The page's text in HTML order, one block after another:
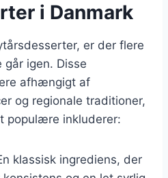
i Danmark
er der flere
går igen. Disse
afhængigt af
og regionale traditioner,
populære inkluderer:
klassisk ingrediens, der